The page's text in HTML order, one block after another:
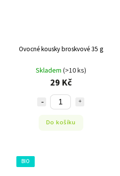
Ovocné kousky broskvové 35 g
Skladem (>10 ks)
29 Kč
Do košíku
BIO